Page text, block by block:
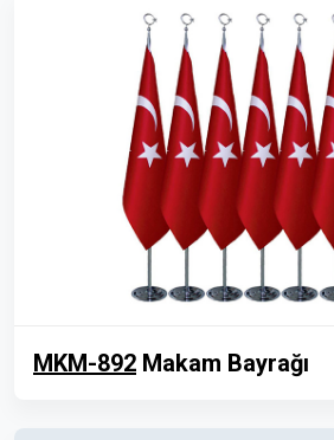
MKM-892 Makam Bayrağı